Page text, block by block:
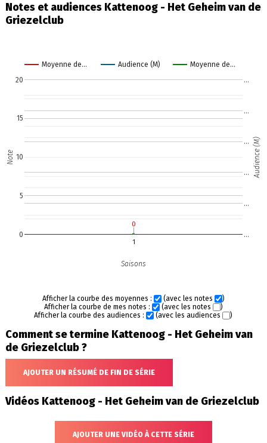
Notes et audiences Kattenoog - Het Geheim van de
Griezelclub
Moyenne de… Audience (M) Moyenne de…
1
0
5
10
15
20
…
…
…
…
…
…
0
0
Saisons
Note Audience (M)
Afficher la courbe des moyennes : (avec les notes
)
Afficher la courbe de mes notes :
(avec les notes
)
Afficher la courbe des audiences :
(avec les audiences )
Comment se termine Kattenoog - Het Geheim van
de Griezelclub ?
AJOUTER UN RÉSUMÉ DE FIN DE SÉRIE
Vidéos Kattenoog - Het Geheim van de Griezelclub
AJOUTER UNE VIDÉO À CETTE SÉRIE